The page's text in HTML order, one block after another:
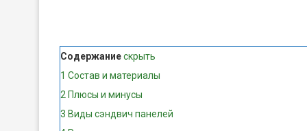
Содержаниескрыть
1 Состав и материалы
2 Плюсы и минусы
3 Виды сэндвич панелей